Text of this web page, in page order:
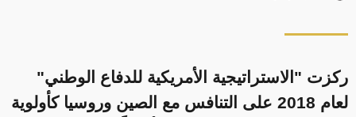
ركزت "الاستراتيجية الأمريكية للدفاع الوطني"
لعام 2018 على التنافس مع الصين وروسيا كأولوية